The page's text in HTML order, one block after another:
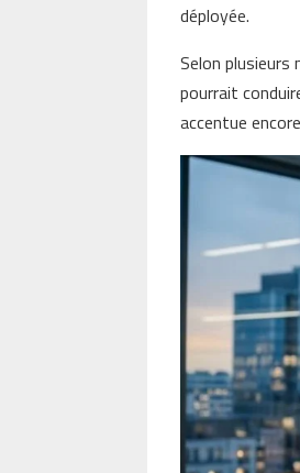
déployée.
Selon plusieurs
pourrait
accentue